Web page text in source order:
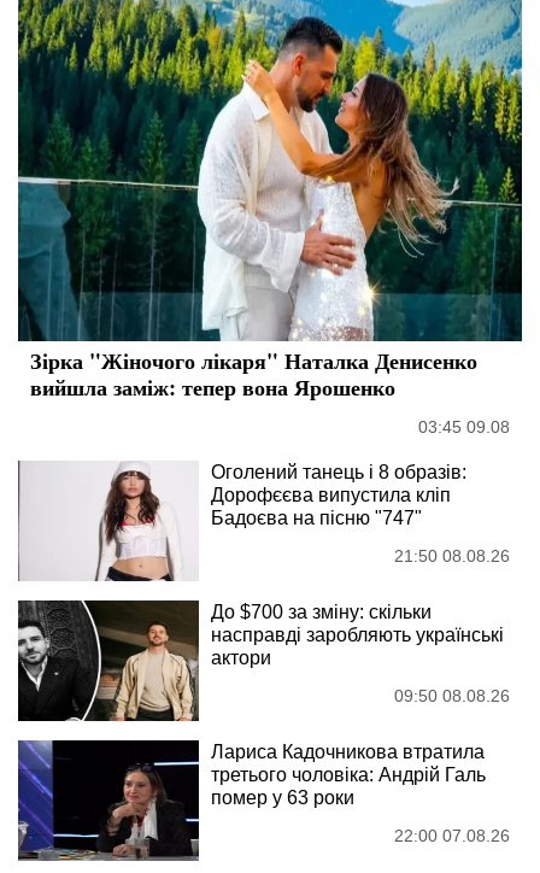
Зірка "Жіночого лікаря" Наталка Денисенко
вийшла заміж: тепер вона Ярошенко
03:45 09.08
Оголений танець і 8 образів:
Дорофєєва випустила кліп
Бадоєва на пісню "747"
21:50 08.08.26
До $700 за зміну: скільки
насправді заробляють українські
актори
09:50 08.08.26
Лариса Кадочникова втратила
третього чоловіка: Андрій Галь
помер у 63 роки
22:00 07.08.26